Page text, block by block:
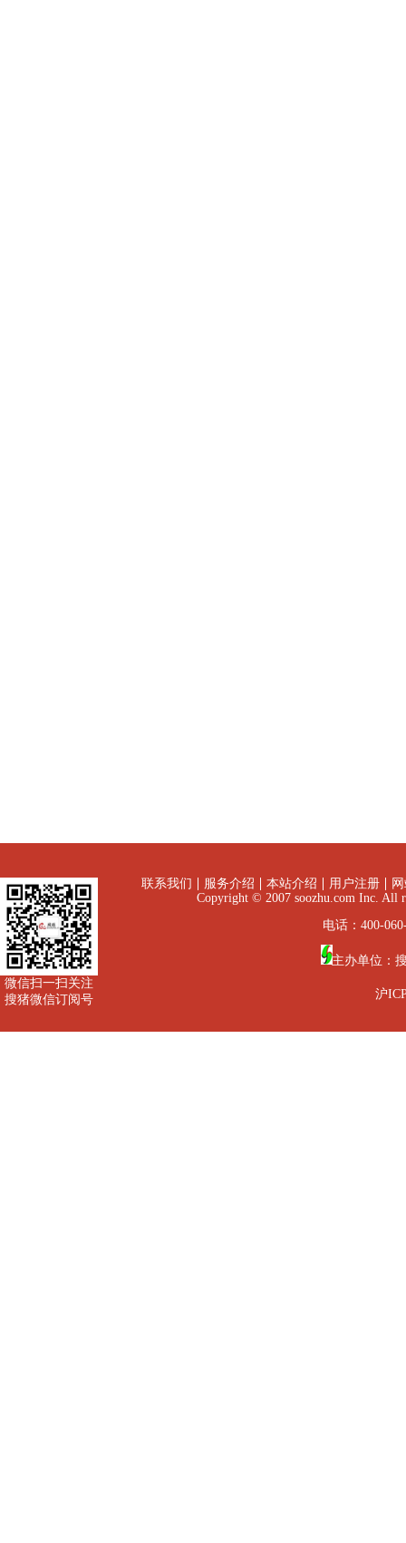
微信扫一扫关注
搜猪微信订阅号
联系我们 服务介绍 本站介绍 用户注册
Copyright © 2007 soozhu.com Inc.
电话：400-
主办单位：
沪